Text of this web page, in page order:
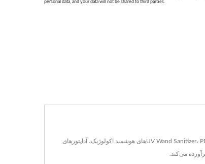
از سال ۱۹۸۳ در تایوان واقع شده است، AHOKU Electronic Company تولیدکننده محصولات و قطعات الکترونیکی بوده است.محصولات اصلی OEM / ODM آنها شامل، UV Wand Sanitizer، PDUهای هوشمند اکولوژیک، آداپتورهای